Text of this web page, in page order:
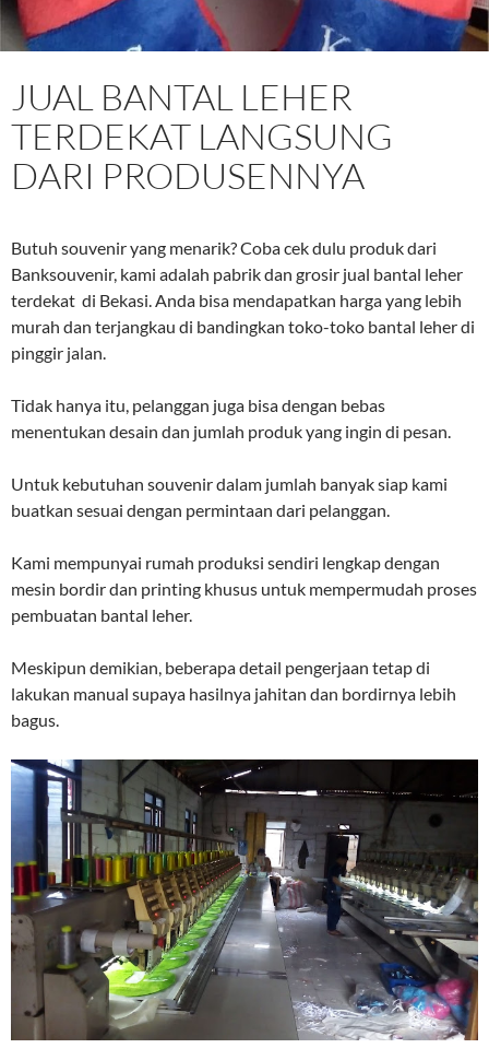
JUAL BANTAL LEHER
TERDEKAT LANGSUNG
DARI PRODUSENNYA
Butuh souvenir yang menarik? Coba cek dulu produk dari
Banksouvenir, kami adalah pabrik dan grosir jual bantal leher
terdekat di Bekasi. Anda bisa mendapatkan harga yang lebih
murah dan terjangkau di bandingkan toko-toko bantal leher di
pinggir jalan.
Tidak hanya itu, pelanggan juga bisa dengan bebas
menentukan desain dan jumlah produk yang ingin di pesan.
Untuk kebutuhan souvenir dalam jumlah banyak siap kami
buatkan sesuai dengan permintaan dari pelanggan.
Kami mempunyai rumah produksi sendiri lengkap dengan
mesin bordir dan printing khusus untuk mempermudah proses
pembuatan bantal leher.
Meskipun demikian, beberapa detail pengerjaan tetap di
lakukan manual supaya hasilnya jahitan dan bordirnya lebih
bagus.